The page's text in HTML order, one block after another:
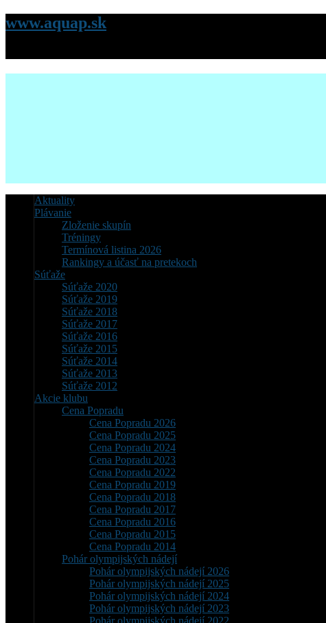
www.aquap.sk
Aktuality
Plávanie
Zloženie skupín
Tréningy
Termínová listina 2026
Rankingy a účasť na pretekoch
Súťaže
Súťaže 2020
Súťaže 2019
Súťaže 2018
Súťaže 2017
Súťaže 2016
Súťaže 2015
Súťaže 2014
Súťaže 2013
Súťaže 2012
Akcie klubu
Cena Popradu
Cena Popradu 2026
Cena Popradu 2025
Cena Popradu 2024
Cena Popradu 2023
Cena Popradu 2022
Cena Popradu 2019
Cena Popradu 2018
Cena Popradu 2017
Cena Popradu 2016
Cena Popradu 2015
Cena Popradu 2014
Pohár olympijských nádejí
Pohár olympijských nádejí 2026
Pohár olympijských nádejí 2025
Pohár olympijských nádejí 2024
Pohár olympijských nádejí 2023